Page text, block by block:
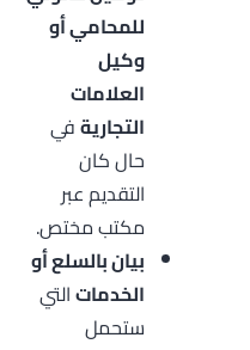
للمحامي أو
وكيل
العلامات
التجاريةفي
حال كان
التقديم عبر
مكتب مختص.
بيان بالسلع أو
الخدماتالتي
ستحمل